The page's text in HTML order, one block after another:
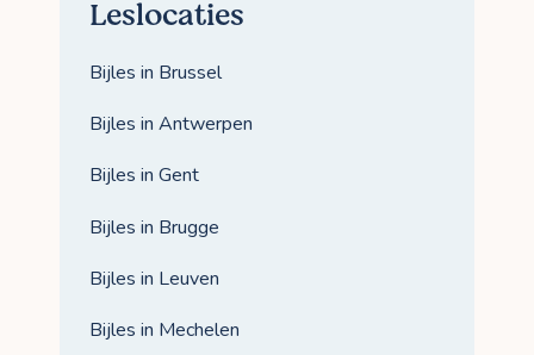
Leslocaties
Bijles in Brussel
Bijles in Antwerpen
Bijles in Gent
Bijles in Brugge
Bijles in Leuven
Bijles in Mechelen